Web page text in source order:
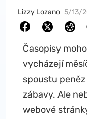
Lizzy Lozano 5/13/
Časopisy
vycházejí
spoustu
zábavy. Ale
webové